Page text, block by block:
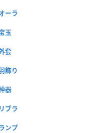
ーラ
玉
套
飾り
器
リブラ
ンプ